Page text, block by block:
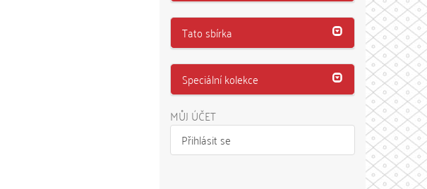
Tato sbírka
Speciální kolekce
MŮJ ÚČET
Přihlásit se